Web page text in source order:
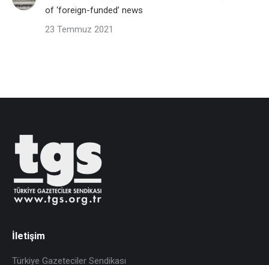
of ‘foreign-funded’ news
23 Temmuz 2021
İletişim
Türkiye Gazeteciler Sendikası